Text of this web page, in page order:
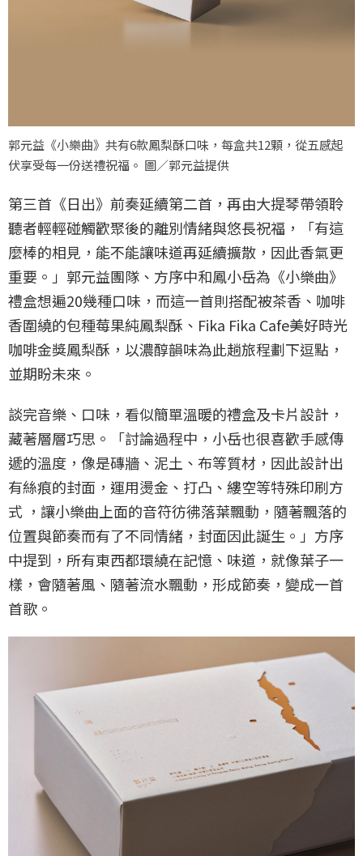
郭元益《小樂曲》共有6款鳳梨酥口味，每盒共12顆，從五感起
伏享受每一份送禮祝福。 圖／郭元益提供
第三首《日出》前奏延續第二首，再由大提琴帶領聆
聽者輕輕碰觸歡聚後的離別情緒與悠長祝福，「有這
麼棒的相見，能不能讓味道再延續擴散，因此香氣更
重要。」郭元益團隊、方序中和鳳小岳為《小樂曲》
禮盒想遍20幾種口味，而這一首則搭配被茶香、咖啡
香圍繞的包種莓果純鳳梨酥、Fika Fika Cafe美好時光
咖啡金獎鳳梨酥，以濃醇韻味為此趟旅程劃下逗點，
並期盼未來。
談完音樂、口味，看似簡單溫暖的禮盒及卡片設計，
藏著層層巧思。「討論過程中，小岳也很喜歡手感傳
遞的溫度，像是磚牆、泥土、布等質材，因此設計出
有絲痕的封面，運用燙金、打凸、縷空等特殊印刷方
式 ，讓小樂曲上面的音符彷彿落葉飄動，隨著飄落的
位置與節奏而有了不同情緒，封面因此誕生。」方序
中提到，所有東西都環繞在記憶、味道，就像葉子一
樣，會隨著風、隨著流水飄動，形成節奏，變成一首
首歌。